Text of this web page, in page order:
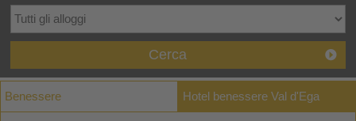
Cerca
Benessere Hotel benessere Val d'Ega